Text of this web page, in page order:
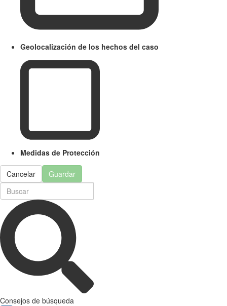
Geolocalización de los hechos del caso
Medidas de Protección
Cancelar Guardar
Consejos de búsqueda